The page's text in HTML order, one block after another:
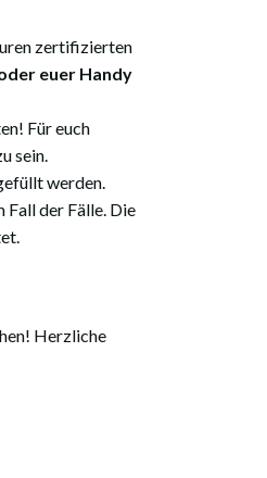
zertifizierten
euer Handy
Für euch
sein.
werden.
Fall der Fälle. Die
Herzliche